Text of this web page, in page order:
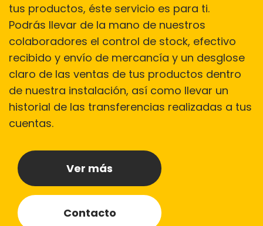
tus productos, éste servicio es para ti.
Podrás llevar de la mano de nuestros
colaboradores el control de stock, efectivo
recibido y envío de mercancía y un desglose
claro de las ventas de tus productos dentro
de nuestra instalación, así como llevar un
historial de las transferencias realizadas a tus
cuentas.
Ver más
Contacto